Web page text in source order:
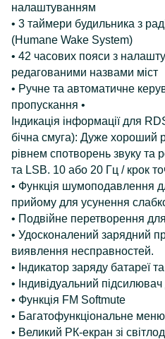
налаштуванням
• 3 таймери будильника з
(Humane Wake System)
• 42 часових пояси з
редагованими назвами міст
• Ручне та автоматичне
пропускання •
Індикація інформації для
бічна смуга): Дуже хороший
рівнем спотворень звуку та
та LSB. 10 або 20 Гц / крок
• Функція шумоподавлення
прийому для усунення
• Подвійне перетворення
• Удосконалений зарядний
виявлення несправностей.
• Індикатор заряду батареї
• Індивідуальний
• Функція FM Softmute
• Багатофункціональне меню
• Великий РК-екран зі